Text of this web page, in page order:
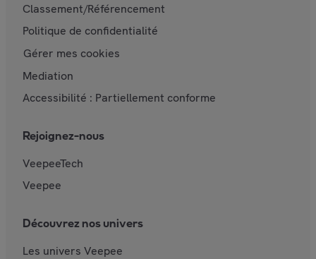
Classement/Référencement
Politique de confidentialité
Gérer mes cookies
Mediation
Accessibilité : Partiellement conforme
Rejoignez-nous
VeepeeTech
Veepee
Découvrez nos univers
Les univers Veepee